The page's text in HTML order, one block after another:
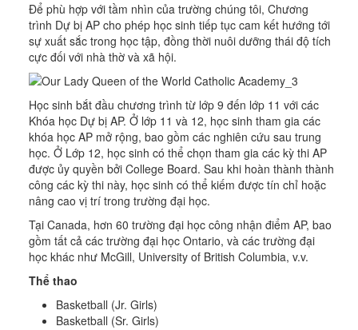
Để phù hợp với tầm nhìn của trường chúng tôi, Chương
trình Dự bị AP cho phép học sinh tiếp tục cam kết hướng tới
sự xuất sắc trong học tập, đồng thời nuôi dưỡng thái độ tích
cực đối với nhà thờ và xã hội.
Học sinh bắt đầu chương trình từ lớp 9 đến lớp 11 với các
Khóa học Dự bị AP. Ở lớp 11 và 12, học sinh tham gia các
khóa học AP mở rộng, bao gồm các nghiên cứu sau trung
học. Ở Lớp 12, học sinh có thể chọn tham gia các kỳ thi AP
được ủy quyền bởi College Board. Sau khi hoàn thành thành
công các kỳ thi này, học sinh có thể kiếm được tín chỉ hoặc
nâng cao vị trí trong trường đại học.
Tại Canada, hơn 60 trường đại học công nhận điểm AP, bao
gồm tất cả các trường đại học Ontario, và các trường đại
học khác như McGill, University of British Columbia, v.v.
Thể thao
Basketball (Jr. Girls)
Basketball (Sr. Girls)